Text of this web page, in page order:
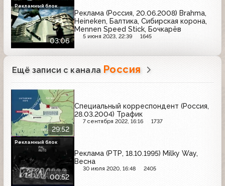
03:06
Реклама (Россия, 20.06.2008) Brahma,
Heineken, Балтика, Сибирская корона,
Mennen Speed Stick, Бочкарёв
5 июня 2023, 22:39 1645
Рекламный блок
Ещё записи с канала Россия
29:52
Специальный корреспондент (Россия,
28.03.2004) Трафик
7 сентября 2022, 16:16 1737
00:52
Реклама (РТР, 18.10.1995) Milky Way,
Весна
30 июля 2020, 16:48 2405
Рекламный блок